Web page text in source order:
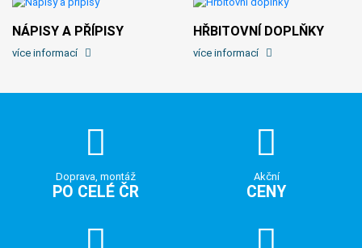
NÁPISY A PŘÍPISY
více informací
HŘBITOVNÍ DOPLŇKY
více informací
Doprava, montáž
PO CELÉ ČR
Akční
CENY